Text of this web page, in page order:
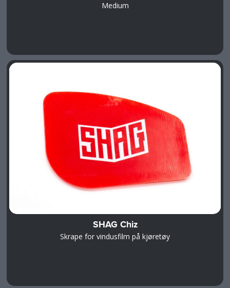
Medium
SHAG Chiz
Skrape for vindusfilm på kjøretøy